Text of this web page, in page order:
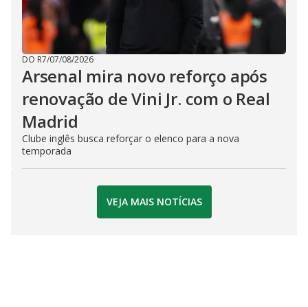
DO R7/07/08/2026
Arsenal mira novo reforço após
renovação de Vini Jr. com o Real
Madrid
Clube inglês busca reforçar o elenco para a nova
temporada
VEJA MAIS NOTÍCIAS